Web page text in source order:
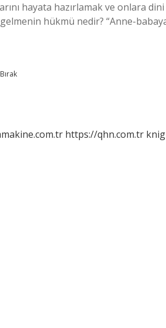
hayata hazırlamak ve onlara
hükmü nedir? “Anne-
https://qhn.com.tr